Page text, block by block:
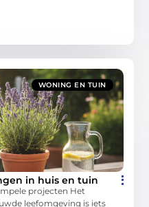
WONING EN TUIN
in huis en tuin
projecten Het
leefomgeving is iets